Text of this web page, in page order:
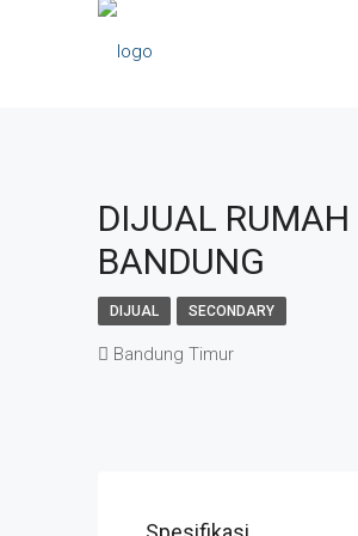
DIJUAL
BANDUNG
DIJUAL SECONDARY
Bandung Timur